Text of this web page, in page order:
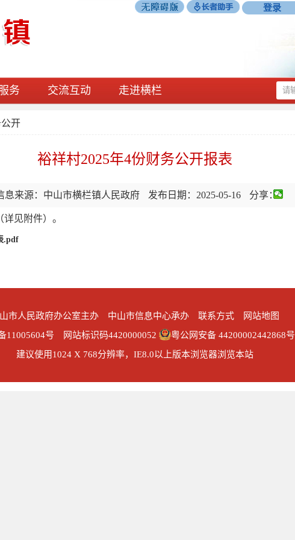
登录
务 交流互动 走进横栏
开
裕祥村2025年4份财务公开报表
息来源：中山市横栏镇人民政府 发布日期：2025-05-16 分享：
见附件）。
.pdf
市人民政府办公室主办 中山市信息中心承办 联系方式
网站地图
11005604号 网站标识码4420000052
粤公网安备 44200002442868号
建议使用1024 X 768分辨率，IE8.0以上版本浏览器浏览本站